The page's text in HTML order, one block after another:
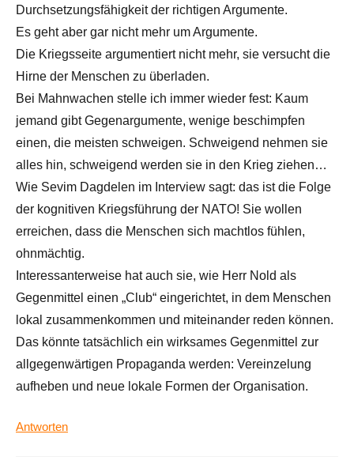
Durchsetzungsfähigkeit der richtigen Argumente.
Es geht aber gar nicht mehr um Argumente.
Die Kriegsseite argumentiert nicht mehr, sie versucht die
Hirne der Menschen zu überladen.
Bei Mahnwachen stelle ich immer wieder fest: Kaum
jemand gibt Gegenargumente, wenige beschimpfen
einen, die meisten schweigen. Schweigend nehmen sie
alles hin, schweigend werden sie in den Krieg ziehen…
Wie Sevim Dagdelen im Interview sagt: das ist die Folge
der kognitiven Kriegsführung der NATO! Sie wollen
erreichen, dass die Menschen sich machtlos fühlen,
ohnmächtig.
Interessanterweise hat auch sie, wie Herr Nold als
Gegenmittel einen „Club“ eingerichtet, in dem Menschen
lokal zusammenkommen und miteinander reden können.
Das könnte tatsächlich ein wirksames Gegenmittel zur
allgegenwärtigen Propaganda werden: Vereinzelung
aufheben und neue lokale Formen der Organisation.
Antworten